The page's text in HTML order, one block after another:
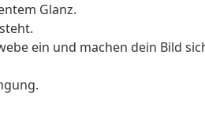
Glanz.
ein und machen dein Bild